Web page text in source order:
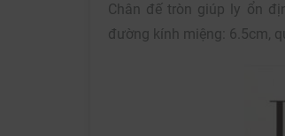
Chân đế tròn giúp ly ổn
đường kính miệng: 6.5cm,